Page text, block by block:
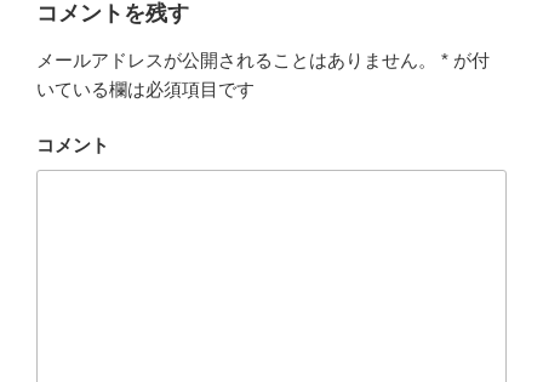
コメントを残す
メールアドレスが公開されることはありません。 * が付
いている欄は必須項目です
コメント